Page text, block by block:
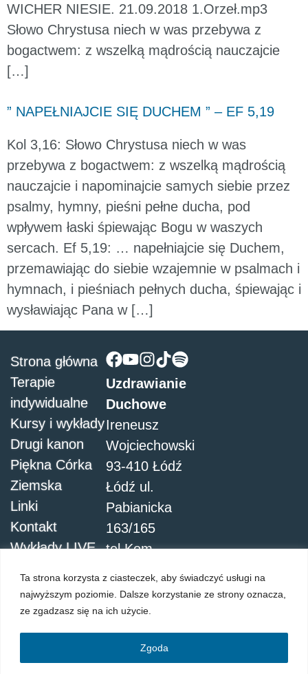
Ta strona korzysta z ciasteczek, aby świadczyć usługi na
najwyższym poziomie. Dalsze korzystanie ze strony oznacza,
ze zgadzasz się na ich użycie.
Zgoda
WICHER NIESIE. 21.09.2018 1.Orzeł.mp3
Słowo Chrystusa niech w was przebywa z
bogactwem: z wszelką mądrością nauczajcie
[…]
” NAPEŁNIAJCIE SIĘ DUCHEM ” – EF 5,19
Kol 3,16: Słowo Chrystusa niech w was
przebywa z bogactwem: z wszelką mądrością
nauczajcie i napominajcie samych siebie przez
psalmy, hymny, pieśni pełne ducha, pod
wpływem łaski śpiewając Bogu w waszych
sercach. Ef 5,19: … napełniajcie się Duchem,
przemawiając do siebie wzajemnie w psalmach i
hymnach, i pieśniach pełnych ducha, śpiewając i
wysławiając Pana w […]
Uzdrawianie
Duchowe
Ireneusz
Wojciechowski
93-410 Łódź
Łódź ul.
Pabianicka
163/165
tel.Kom.
Strona główna
Terapie
indywidualne
Kursy i wykłady
Drugi kanon
Piękna Córka
Ziemska
Linki
Kontakt
Wykłady LIVE